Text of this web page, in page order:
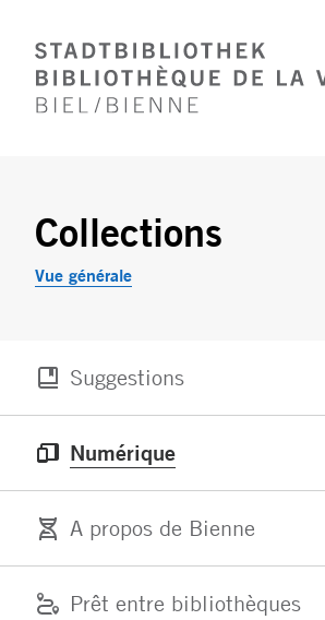
Collections
Vue générale
Suggestions
Numérique
A propos de Bienne
Prêt entre bibliothèques